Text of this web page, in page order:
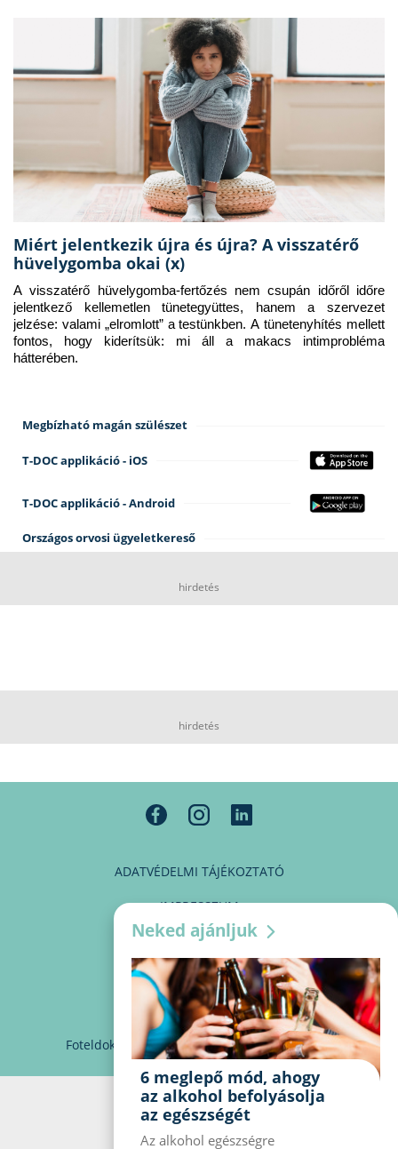
Miért jelentkezik újra és újra? A visszatérő
hüvelygomba okai (x)
A visszatérő hüvelygomba-fertőzés nem csupán időről időre
jelentkező kellemetlen tünetegyüttes, hanem a szervezet
jelzése: valami „elromlott” a testünkben. A tünetenyhítés mellett
fontos, hogy kiderítsük: mi áll a makacs intimprobléma
hátterében.
Megbízható magán szülészet
T-DOC applikáció - iOS
T-DOC applikáció - Android
Országos orvosi ügyeletkereső
hirdetés
hirdetés
ADATVÉDELMI TÁJÉKOZTATÓ
IMPRESSZUM
MÉDIAAJÁNLAT
PARTNEREINK
KAPCSOLAT
Foteldoki info@foteldoki.hu Süti beállítások
Neked ajánljuk
6 meglepő mód, ahogy
az alkohol befolyásolja
az egészségét
Az alkohol egészségre